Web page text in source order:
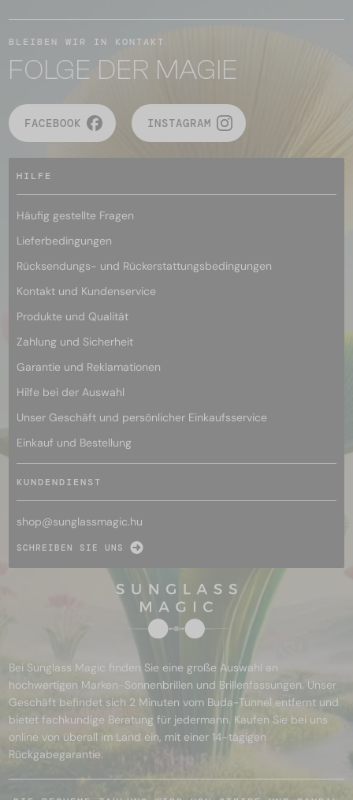
BLEIBEN WIR IN KONTAKT
FOLGE DER MAGIE
FACEBOOK INSTAGRAM
HILFE
Häufig gestellte Fragen
Lieferbedingungen
Rücksendungs- und Rückerstattungsbedingungen
Kontakt und Kundenservice
Produkte und Qualität
Zahlung und Sicherheit
Garantie und Reklamationen
Hilfe bei der Auswahl
Unser Geschäft und persönlicher Einkaufsservice
Einkauf und Bestellung
KUNDENDIENST
shop@sunglassmagic.hu
SCHREIBEN SIE UNS
Bei Sunglass Magic finden Sie eine große Auswahl an
hochwertigen Marken-Sonnenbrillen und Brillenfassungen. Unser
Geschäft befindet sich 2 Minuten vom Buda-Tunnel entfernt und
bietet fachkundige Beratung für jedermann. Kaufen Sie bei uns
online von überall im Land ein, mit einer 14-tägigen
Rückgabegarantie.